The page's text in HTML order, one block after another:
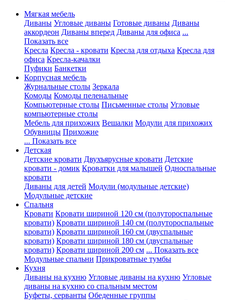
Мягкая мебель
Диваны Угловые диваны Готовые диваны Диваны
аккордеон Диваны вперед Диваны для офиса ...
Показать все
Кресла Кресла - кровати Кресла для отдыха Кресла для
офиса Кресла-качалки
Пуфики Банкетки
Корпусная мебель
Журнальные столы Зеркала
Комоды Комоды пеленальные
Компьютерные столы Письменные столы Угловые
компьютерные столы
Мебель для прихожих Вешалки Модули для прихожих
Обувницы Прихожие
... Показать все
Детская
Детские кровати Двухъярусные кровати Детские
кровати - домик Кроватки для малышей Односпальные
кровати
Диваны для детей Модули (модульные детские)
Модульные детские
Спальня
Кровати Кровати шириной 120 см (полутороспальные
кровати) Кровати шириной 140 см (полутороспальные
кровати) Кровати шириной 160 см (двуспальные
кровати) Кровати шириной 180 см (двуспальные
кровати) Кровати шириной 200 см ... Показать все
Модульные спальни Прикроватные тумбы
Кухня
Диваны на кухню Угловые диваны на кухню Угловые
диваны на кухню со спальным местом
Буфеты, серванты Обеденные группы